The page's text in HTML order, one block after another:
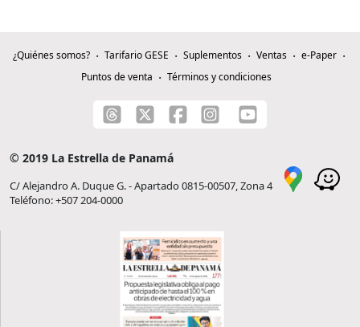
¿Quiénes somos? Tarifario GESE Suplementos Ventas
e-Paper
Puntos de venta
Términos y condiciones
© 2019 La Estrella de Panamá
C/ Alejandro A. Duque G. - Apartado 0815-00507, Zona 4
Teléfono: +507 204-0000